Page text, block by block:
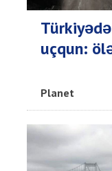
uçqun:
Planet